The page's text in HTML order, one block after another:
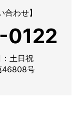
わせ】
0122
土日祝
46808号